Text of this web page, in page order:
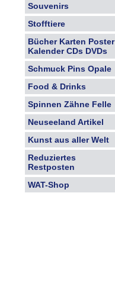
Souvenirs
Stofftiere
Bücher Karten Poster
Kalender CDs DVDs
Schmuck Pins Opale
Food & Drinks
Spinnen Zähne Felle
Neuseeland Artikel
Kunst aus aller Welt
Reduziertes
Restposten
WAT-Shop